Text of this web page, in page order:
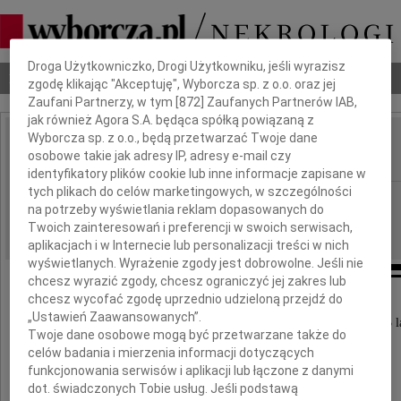
Nekrologi Odeszli Poradnik pogrzebowy
IMIĘ I NAZWISKO: Stanisława Skibicka
REGION: Wrocław
DATA EMISJI: 11.08.2020
Z głębokim żalem zawiadamiamy,
że dnia 8 sierpnia 2020 roku zmarła w wieku 93
nasza ukochana Mama, Babcia i Prababcia
Stanisława Skibicka
Dbamy o Twoją prywatność
Droga Użytkowniczko, Drogi Użytkowniku, jeśli wyrazisz
zgodę klikając "Akceptuję", Wyborcza sp. z o.o. oraz jej
Zaufani Partnerzy, w tym [872 ] Zaufanych Partnerów IAB,
jak również Agora S.A. będąca spółką powiązaną z
Wyborcza sp. z o.o., będą przetwarzać Twoje dane
osobowe takie jak adresy IP, adresy e-mail czy
identyfikatory plików cookie lub inne informacje zapisane w
tych plikach do celów marketingowych, w szczególności
na potrzeby wyświetlania reklam dopasowanych do
Twoich zainteresowań i preferencji w swoich serwisach,
aplikacjach i w Internecie lub personalizacji treści w nich
wyświetlanych. Wyrażenie zgody jest dobrowolne. Jeśli nie
chcesz wyrazić zgody, chcesz ograniczyć jej zakres lub
chcesz wycofać zgodę uprzednio udzieloną przejdź do
„Ustawień Zaawansowanych”.
Twoje dane osobowe mogą być przetwarzane także do
celów badania i mierzenia informacji dotyczących
funkcjonowania serwisów i aplikacji lub łączone z danymi
dot. świadczonych Tobie usług. Jeśli podstawą